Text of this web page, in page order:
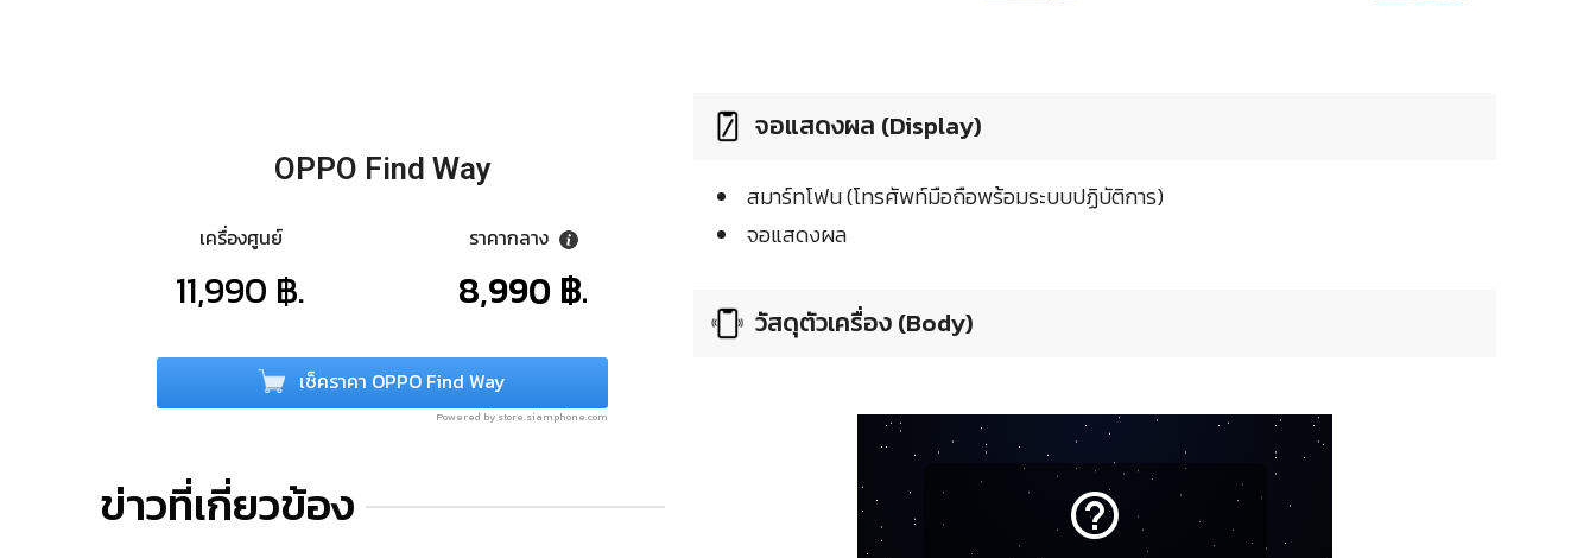
OPPO Find Way
เครื่องศูนย์
11,990 ฿.
ราคากลาง
8,990 ฿.
เช็คราคา OPPO Find Way
Powered by store.siamphone.com
ข่าวที่เกี่ยวข้อง
จอแสดงผล (Display)
สมาร์ทโฟน (โทรศัพท์มือถือพร้อมระบบปฏิบัติการ)
จอแสดงผล
วัสดุตัวเครื่อง (Body)
help_outline